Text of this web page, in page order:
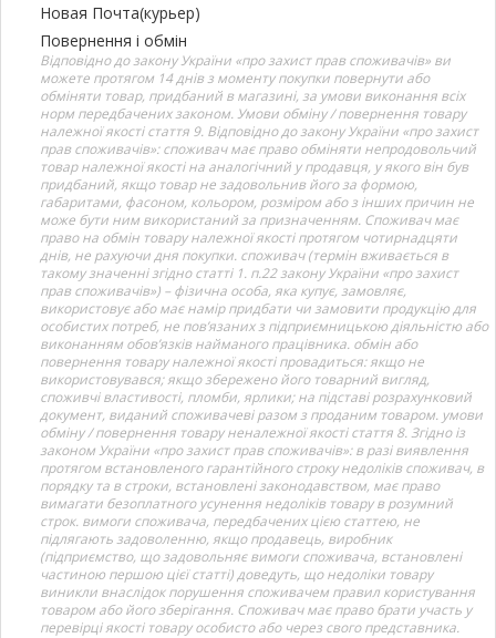
Новая Почта(курьер)
Повернення і обмін
Відповідно до закону України «про захист прав споживачів» ви
можете протягом 14 днів з моменту покупки повернути або
обміняти товар, придбаний в магазині, за умови виконання всіх
норм передбачених законом. Умови обміну / повернення товару
належної якості стаття 9. Відповідно до закону України «про захист
прав споживачів»: споживач має право обміняти непродовольчий
товар належної якості на аналогічний у продавця, у якого він був
придбаний, якщо товар не задовольнив його за формою,
габаритами, фасоном, кольором, розміром або з інших причин не
може бути ним використаний за призначенням. Споживач має
право на обмін товару належної якості протягом чотирнадцяти
днів, не рахуючи дня покупки. споживач (термін вживається в
такому значенні згідно статті 1. п.22 закону України «про захист
прав споживачів») – фізична особа, яка купує, замовляє,
використовує або має намір придбати чи замовити продукцію для
особистих потреб, не пов’язаних з підприємницькою діяльністю або
виконанням обов’язків найманого працівника. обмін або
повернення товару належної якості провадиться: якщо не
використовувався; якщо збережено його товарний вигляд,
споживчі властивості, пломби, ярлики; на підставі розрахунковий
документ, виданий споживачеві разом з проданим товаром. умови
обміну / повернення товару неналежної якості стаття 8. Згідно із
законом України «про захист прав споживачів»: в разі виявлення
протягом встановленого гарантійного строку недоліків споживач, в
порядку та в строки, встановлені законодавством, має право
вимагати безоплатного усунення недоліків товару в розумний
строк. вимоги споживача, передбачених цією статтею, не
підлягають задоволенню, якщо продавець, виробник
(підприємство, що задовольняє вимоги споживача, встановлені
частиною першою цієї статті) доведуть, що недоліки товару
виникли внаслідок порушення споживачем правил користування
товаром або його зберігання. Споживач має право брати участь у
перевірці якості товару особисто або через свого представника.